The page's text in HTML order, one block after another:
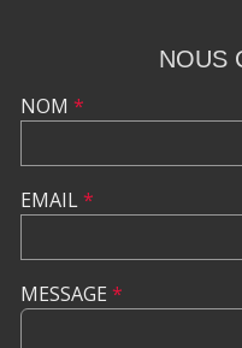
NOUS
NOM *
EMAIL*
MESSAGE *